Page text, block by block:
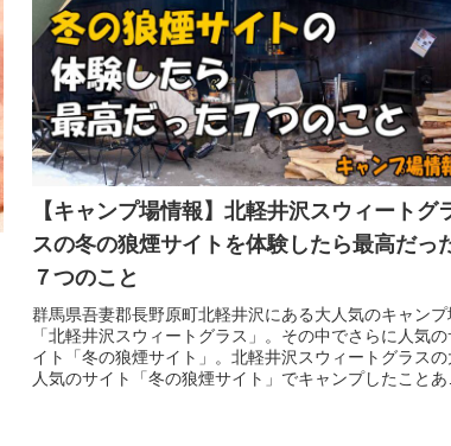
【キャンプ場情報】北軽井沢スウィートグ
スの冬の狼煙サイトを体験したら最高だっ
７つのこと
群馬県吾妻郡長野原町北軽井沢にある大人気のキャンプ
「北軽井沢スウィートグラス」。その中でさらに人気の
イト「冬の狼煙サイト」。北軽井沢スウィートグラスの
人気のサイト「冬の狼煙サイト」でキャンプしたことあ